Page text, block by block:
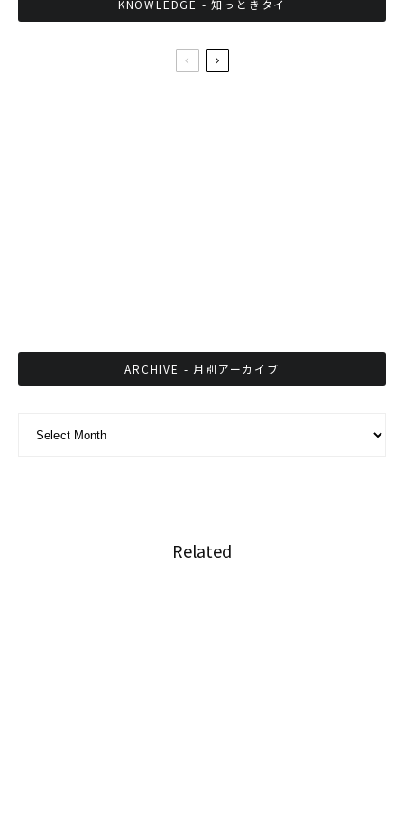
KNOWLEDGE - 知っときタイ
ARCHIVE - 月別アーカイブ
Related